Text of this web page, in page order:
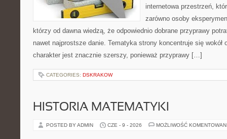
internetowa przestrzeń,
zarówno osoby
którzy od dawna wiedzą, że odpowiednio dobrane przyprawy
nawet najprostsze danie. Tematyka strony koncentruje się wokół
charakter jest znacznie szerszy, ponieważ przyprawy […]
CATEGORIES: DSKRAKOW
HISTORIA MATEMATYKI
POSTED BY ADMIN CZE - 9 - 2026 MOŻLIWOŚĆ